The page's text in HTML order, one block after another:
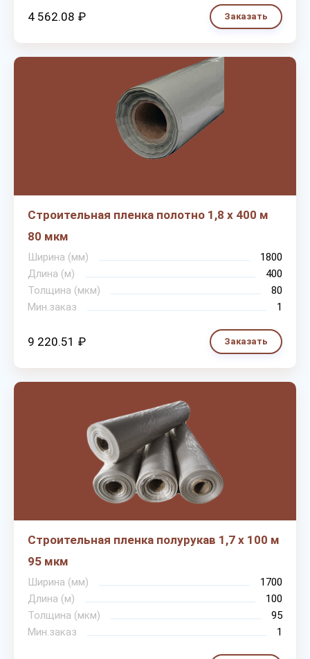
4 562.08 ₽ Заказать
Строительная пленка полотно 1,8 х 400 м
80 мкм
Ширина (мм)
1800
Длина (м)
400
Толщина (мкм)
80
Мин.заказ
1
9 220.51 ₽ Заказать
Строительная пленка полурукав 1,7 х 100 м
95 мкм
Ширина (мм)
1700
Длина (м)
100
Толщина (мкм)
95
Мин.заказ
1